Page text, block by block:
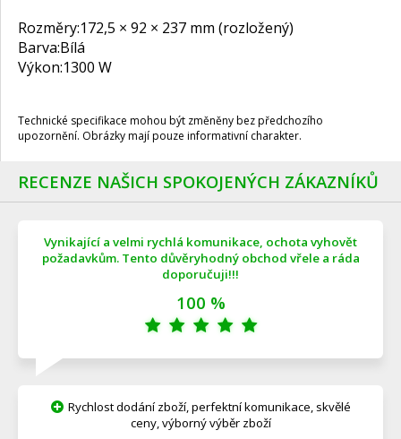
Rozměry:172,5 × 92 × 237 mm (rozložený)
Barva:Bílá
Výkon:1300 W
Technické specifikace mohou být změněny bez předchozího
upozornění. Obrázky mají pouze informativní charakter.
RECENZE NAŠICH SPOKOJENÝCH ZÁKAZNÍKŮ
Vynikající a velmi rychlá komunikace, ochota vyhovět
požadavkům. Tento důvěryhodný obchod vřele a ráda
doporučuji!!!
100 %
Rychlost dodání zboží, perfektní komunikace, skvělé
ceny, výborný výběr zboží